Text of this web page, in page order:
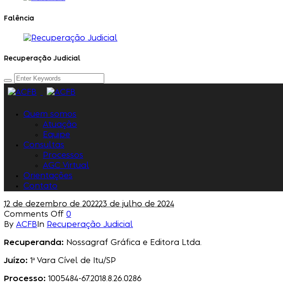
Falência
Recuperação Judicial
Quem somos
Atuação
Equipe
Consultas
Processos
AGC Virtual
Orientações
Contato
12 de dezembro de 202223 de julho de 2024
Comments Off 0
By ACFB In Recuperação Judicial
Recuperanda: Nossagraf Gráfica e Editora Ltda.
Juízo: 1ª Vara Cível de Itu/SP
Processo: 1005484-67.2018.8.26.0286